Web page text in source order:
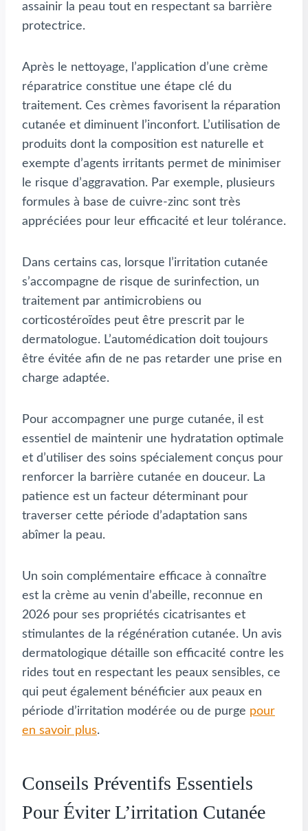
assainir la peau tout en respectant sa barrière
protectrice.
Après le nettoyage, l’application d’une crème
réparatrice constitue une étape clé du
traitement. Ces crèmes favorisent la réparation
cutanée et diminuent l’inconfort. L’utilisation de
produits dont la composition est naturelle et
exempte d’agents irritants permet de minimiser
le risque d’aggravation. Par exemple, plusieurs
formules à base de cuivre-zinc sont très
appréciées pour leur efficacité et leur tolérance.
Dans certains cas, lorsque l’irritation cutanée
s’accompagne de risque de surinfection, un
traitement par antimicrobiens ou
corticostéroïdes peut être prescrit par le
dermatologue. L’automédication doit toujours
être évitée afin de ne pas retarder une prise en
charge adaptée.
Pour accompagner une purge cutanée, il est
essentiel de maintenir une hydratation optimale
et d’utiliser des soins spécialement conçus pour
renforcer la barrière cutanée en douceur. La
patience est un facteur déterminant pour
traverser cette période d’adaptation sans
abîmer la peau.
Un soin complémentaire efficace à connaître
est la crème au venin d’abeille, reconnue en
2026 pour ses propriétés cicatrisantes et
stimulantes de la régénération cutanée. Un avis
dermatologique détaille son efficacité contre les
rides tout en respectant les peaux sensibles, ce
qui peut également bénéficier aux peaux en
période d’irritation modérée ou de purge pour
en savoir plus.
Conseils Préventifs Essentiels
Pour Éviter L’irritation Cutanée